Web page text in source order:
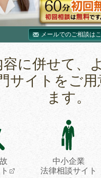
メールでのご相談は
容に併せて、
サイトをご用
ます。
中小企業
法律相談サイト